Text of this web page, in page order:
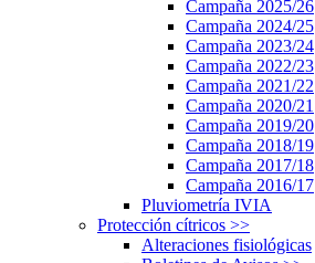
Campaña 2025/26
Campaña 2024/25
Campaña 2023/24
Campaña 2022/23
Campaña 2021/22
Campaña 2020/21
Campaña 2019/20
Campaña 2018/19
Campaña 2017/18
Campaña 2016/17
Pluviometría IVIA
Protección cítricos >>
Alteraciones fisiológicas